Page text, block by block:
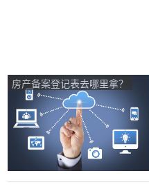
房产备案登记表去哪里拿？